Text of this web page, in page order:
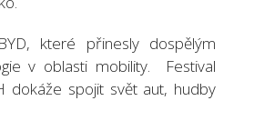
které přinesly dospělým
v oblasti mobility. Festival
dokáže spojit svět aut, hudby